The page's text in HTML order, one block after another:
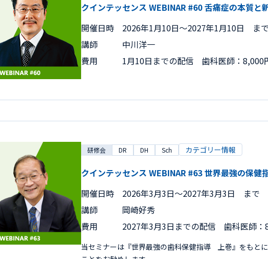
クインテッセンス WEBINAR #60 舌痛症の本質と
開催日時
2026年1月10日〜2027年1月10日 ま
講師
中川洋一
費用
1月10日までの配信 歯科医師：
研修会 DR DH Sch カテゴリー情報
クインテッセンス WEBINAR #63 世界最強の保
開催日時
2026年3月3日〜2027年3月3日 まで
講師
岡崎好秀
費用
2027年3月3日までの配信 歯科医師：
当セミナーは『世界最強の歯科保健指導 上巻』をもと